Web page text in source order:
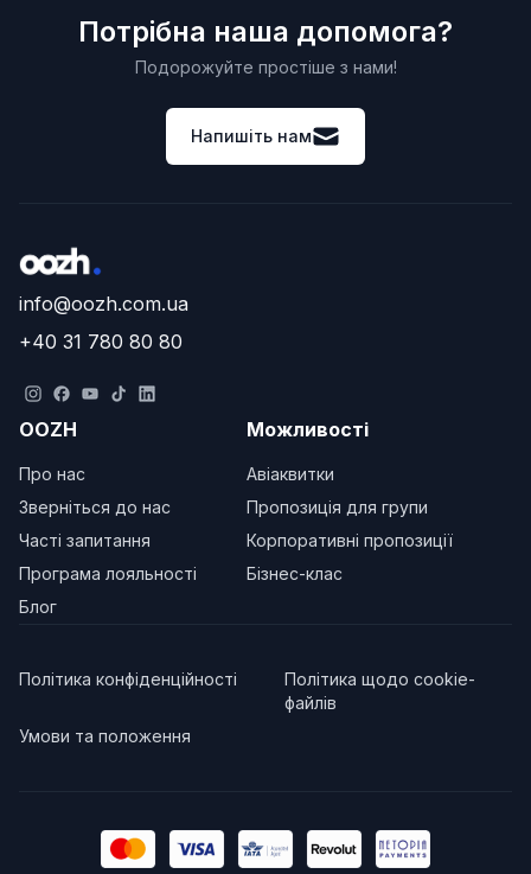
Потрібна наша допомога?
Подорожуйте простіше з нами!
Напишіть нам
info@oozh.com.ua
+40 31 780 80 80
OOZH
Про нас
Зверніться до нас
Часті запитання
Програма лояльності
Блог
Можливості
Авіаквитки
Пропозиція для групи
Корпоративні пропозиції
Бізнес-клас
Політика конфіденційності
Політика щодо cookie-
файлів
Умови та положення